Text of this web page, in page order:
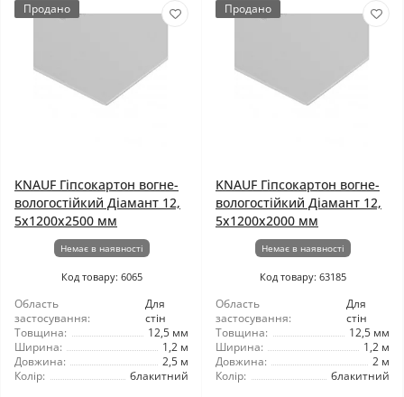
Продано
KNAUF Гіпсокартон вогне-
вологостійкий Діамант 12,
5x1200x2500 мм
Немає в наявності
Код товару: 6065
Область
застосування:
Для
стін
Товщина:
12,5 мм
Ширина:
1,2 м
Довжина:
2,5 м
Колір:
блакитний
Продано
KNAUF Гіпсокартон вогне-
вологостійкий Діамант 12,
5x1200x2000 мм
Немає в наявності
Код товару: 63185
Область
застосування:
Для
стін
Товщина:
12,5 мм
Ширина:
1,2 м
Довжина:
2 м
Колір:
блакитний